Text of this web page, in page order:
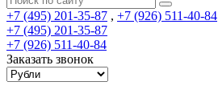
+7 (495) 201-35-87 , +7 (926) 511-40-84
+7 (495) 201-35-87
+7 (926) 511-40-84
Заказать звонок